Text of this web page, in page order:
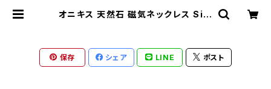
オニキス 天然石 磁気ネックレス Silv
保存 シェア LINE ポスト